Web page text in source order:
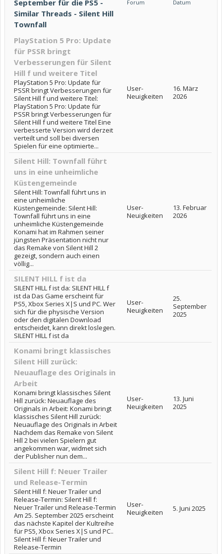
September für die PS5 -
Similar Threads - Silent Hill
Townfall
Forum Datum
PlayStation 5 Pro: Update
für PSSR bringt
Verbesserungen für Silent
Hill f und weitere Titel
PlayStation 5 Pro: Update für
PSSR bringt Verbesserungen für
Silent Hill f und weitere Titel:
PlayStation 5 Pro: Update für
PSSR bringt Verbesserungen für
Silent Hill f und weitere Titel Eine
verbesserte Version wird derzeit
verteilt und soll bei diversen
Spielen für eine optimierte...
User-
Neuigkeiten
16. März
2026
Silent Hill: Townfall führt
uns in eine unheimliche
Küstengemeinde
Silent Hill: Townfall führt uns in
eine unheimliche
Küstengemeinde: Silent Hill:
Townfall führt uns in eine
unheimliche Küstengemeinde
Konami hat im Rahmen seiner
jüngsten Präsentation nicht nur
das Remake von Silent Hill 2
gezeigt, sondern auch einen
völlig...
User-
Neuigkeiten
13. Februar
2026
SILENT HILL f ist da
SILENT HILL f ist da: SILENT HILL f
ist da Das Game erscheint für
PS5, Xbox Series X|S und PC. Wer
sich für die physische Version
oder den digitalen Download
entscheidet, kann direkt loslegen.
SILENT HILL f ist da
User-
Neuigkeiten
25.
September
2025
Konami bringt klassisches
Silent Hill zurück:
Neuauflage des Originals in
Arbeit
Konami bringt klassisches Silent
Hill zurück: Neuauflage des
Originals in Arbeit: Konami bringt
klassisches Silent Hill zurück:
Neuauflage des Originals in Arbeit
Nachdem das Remake von Silent
Hill 2 bei vielen Spielern gut
angekommen war, widmet sich
der Publisher nun dem...
User-
Neuigkeiten
13. Juni
2025
Silent Hill f: Neuer Trailer
und Release-Termin
Silent Hill f: Neuer Trailer und
Release-Termin: Silent Hill f:
Neuer Trailer und Release-Termin
Am 25. September 2025 erscheint
das nächste Kapitel der Kultreihe
für PS5, Xbox Series X|S und PC..
Silent Hill f: Neuer Trailer und
Release-Termin
User-
Neuigkeiten
5. Juni 2025